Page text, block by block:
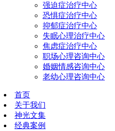
强迫症治疗中心
恐惧症治疗中心
抑郁症治疗中心
失眠心理治疗中心
焦虑症治疗中心
职场心理咨询中心
婚姻情感咨询中心
老幼心理咨询中心
首页
关于我们
神光文集
经典案例